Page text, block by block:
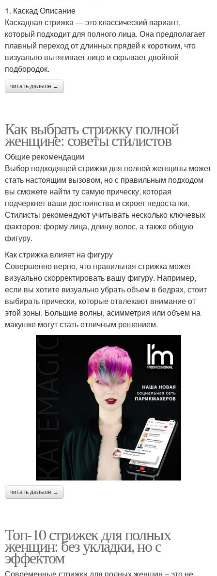
1. Каскад Описание
Каскадная стрижка — это классический вариант,
который подходит для полного лица. Она предполагает
плавный переход от длинных прядей к коротким, что
визуально вытягивает лицо и скрывает двойной
подбородок.
читать дальше →
Как выбрать стрижку полной
женщине: советы стилистов
Общие рекомендации
Выбор подходящей стрижки для полной женщины может
стать настоящим вызовом, но с правильным подходом
вы сможете найти ту самую прическу, которая
подчеркнет ваши достоинства и скроет недостатки.
Стилисты рекомендуют учитывать несколько ключевых
факторов: форму лица, длину волос, а также общую
фигуру.
Как стрижка влияет на фигуру
Совершенно верно, что правильная стрижка может
визуально скорректировать вашу фигуру. Например,
если вы хотите визуально убрать объем в бедрах, стоит
выбирать прически, которые отвлекают внимание от
этой зоны. Большие волны, асимметрия или объем на
макушке могут стать отличным решением.
читать дальше →
Топ-10 стрижек для полных
женщин: без укладки, но с
эффектом